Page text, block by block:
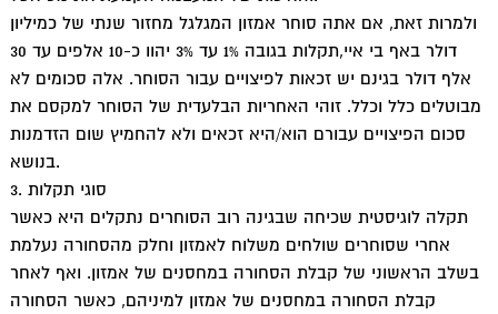
ולמרות זאת, אם אתה סוחר אמזון המגלגל מחזור שנתי של כמיליון
דולר באף בי איי,תקלות בגובה 1% עד 3% יהוו כ-10 אלפים עד 30
אלף דולר בגינם יש זכאות לפיצויים עבור הסוחר. אלה סכומים לא
מבוטלים כלל וכלל. זוהי האחריות הבלעדית של הסוחר למקסם את
סכום הפיצויים עבורם הוא/היא זכאים ולא להחמיץ שום הזדמנות
בנושא.
3. סוגי תקלות
תקלה לוגיסטית שכיחה שבגינה רוב הסוחרים נתקלים היא כאשר
אחרי שסוחרים שולחים משלוח לאמזון וחלק מהסחורה נעלמת
בשלב הראשוני של קבלת הסחורה במחסנים של אמזון. ואף לאחר
קבלת הסחורה במחסנים של אמזון למיניהם, כאשר הסחורה